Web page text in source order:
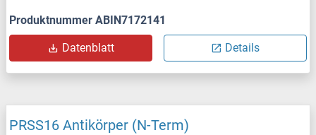
Produktnummer ABIN7172141
Datenblatt Details
PRSS16 Antikörper (N-Term)